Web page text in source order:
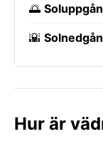
🌅
🌇
Hur är